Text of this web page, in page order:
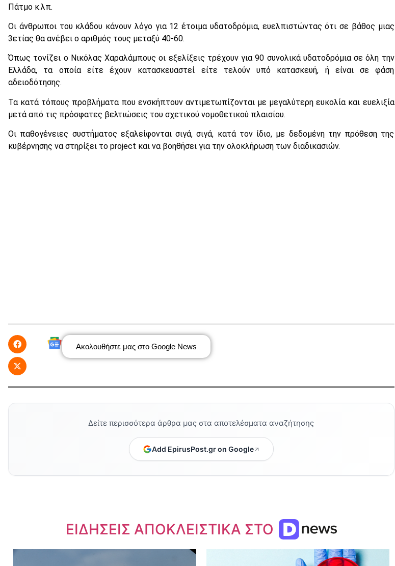
Πάτμο κ.λπ.
Οι άνθρωποι του κλάδου κάνουν λόγο για 12 έτοιμα υδατοδρόμια, ευελπιστώντας ότι σε βάθος μιας
3ετίας θα ανέβει ο αριθμός τους μεταξύ 40-60.
Όπως τονίζει ο Νικόλας Χαραλάμπους οι εξελίξεις τρέχουν για 90 συνολικά υδατοδρόμια σε όλη την
Ελλάδα, τα οποία είτε έχουν κατασκευαστεί είτε τελούν υπό κατασκευή, ή είναι σε φάση
αδειοδότησης.
Τα κατά τόπους προβλήματα που ενσκήπτουν αντιμετωπίζονται με μεγαλύτερη ευκολία και ευελιξία
μετά από τις πρόσφατες βελτιώσεις του σχετικού νομοθετικού πλαισίου.
Οι παθογένειες συστήματος εξαλείφονται σιγά, σιγά, κατά τον ίδιο, με δεδομένη την πρόθεση της
κυβέρνησης να στηρίξει το project και να βοηθήσει για την ολοκλήρωση των διαδικασιών.
Ακολουθήστε μας στο Google News
Δείτε περισσότερα άρθρα μας στα αποτελέσματα αναζήτησης
Add EpirusPost.gr on Google
ΕΙΔΗΣΕΙΣ ΑΠΟΚΛΕΙΣΤΙΚΑ ΣΤΟ
Dnews.gr